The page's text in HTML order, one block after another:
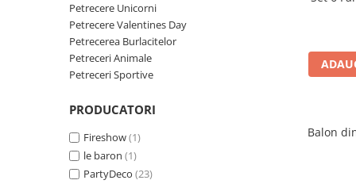
Seturi complete Petreceri
Toppere Tort
Seturi de artificii
Stroboscoape
Torte de stadion
Kendama Special
Kendama Super Sticky
Kendama Super Sticky Big Cup V2
Petreceri Animale
Petreceri Sportive
Petrecere Unicorni
Petrecere Valentines Day
Petrecerea Burlacitelor
Petreceri Animale
Petreceri Sportive
PRODUCATORI
Fireshow(1)
le baron (1)
PartyDeco (23)
Balon